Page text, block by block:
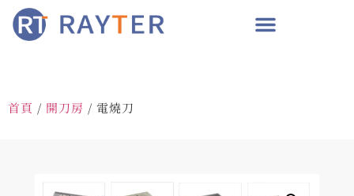
首頁 / 開刀房 / 電燒刀